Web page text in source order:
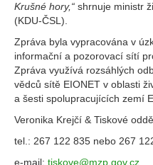
Krušné hory,“ shrnuje ministr
(KDU-ČSL).
Zpráva byla vypracována v
informační a pozorovací sítí
Zpráva využívá rozsáhlých
vědců sítě EIONET v oblasti
a šesti spolupracujících zemí
Veronika Krejčí & Tiskové
tel.: 267 122 835 nebo 267
e-mail: tiskove@mzp.gov.cz